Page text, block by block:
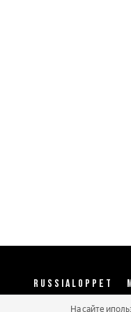
RUSSIALOPPET
На сайте